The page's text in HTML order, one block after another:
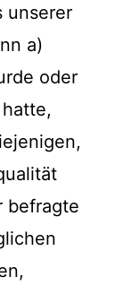
unserer
a)
oder
befragte